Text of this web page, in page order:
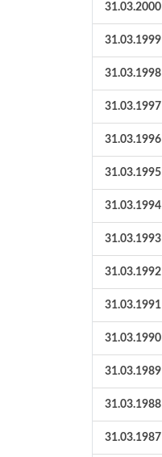
31.03.2000
31.03.1999
31.03.1998
31.03.1997
31.03.1996
31.03.1995
31.03.1994
31.03.1993
31.03.1992
31.03.1991
31.03.1990
31.03.1989
31.03.1988
31.03.1987